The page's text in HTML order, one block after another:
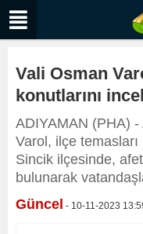
Vali Osman
konutlarını
ADIYAMAN (PHA) -
Varol, ilçe
Sincik ilçesinde,
bulunarak
Güncel - 10-11-2023